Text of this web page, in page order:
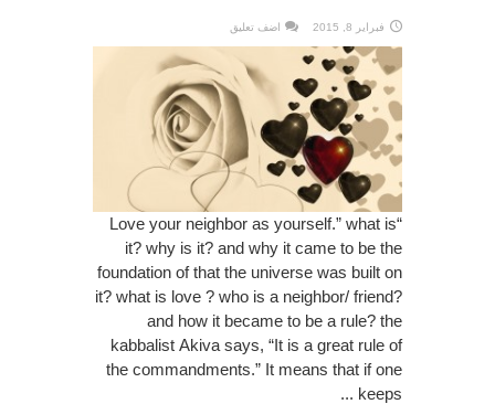
فبراير 8, 2015 اضف تعليق
“Love your neighbor as yourself.” what is
it? why is it? and why it came to be the
foundation of that the universe was built on
it? what is love ? who is a neighbor/ friend?
and how it became to be a rule? the
kabbalist Akiva says, “It is a great rule of
the commandments.” It means that if one
keeps ...